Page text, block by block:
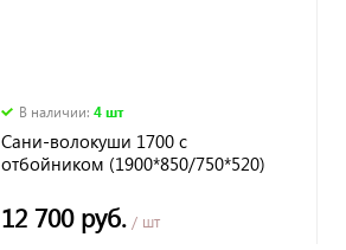
В наличии: 4 шт
Сани-волокуши 1700 с
отбойником (1900*850/750*520)
12 700 руб. / шт